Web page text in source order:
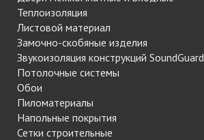
Теплоизоляция
Листовой материал
Замочно-скобяные изделия
Звукоизоляция конструкций SoundGuard
Потолочные системы
Обои
Пиломатериалы
Напольные покрытия
Сетки строительные